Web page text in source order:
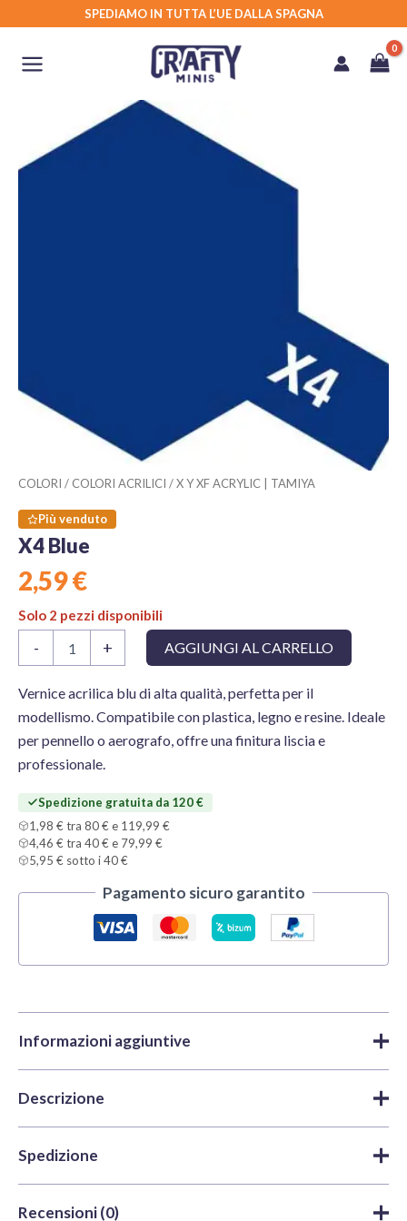
contenuto
SPEDIAMO IN TUTTA L’UE DALLA SPAGNA
COLORI / COLORI ACRILICI /X Y XF ACRYLIC | TAMIYA
Più venduto
X4 Blue
2,59€
Solo 2 pezzi disponibili
-
Blue
+ AGGIUNGI AL CARRELLO
Vernice acrilica blu di alta qualità, perfetta per il
modellismo. Compatibile con plastica, legno e resine. Ideale
per pennello o aerografo, offre una finitura liscia e
professionale.
Spedizione gratuita da 120 €
1,98 € tra 80 € e 119,99 €
4,46 € tra 40 € e 79,99 €
5,95 € sotto i 40 €
Pagamento sicuro garantito
Informazioni aggiuntive
Marca
Colori,Colori acrilici,X y XF
SKU
TAM81504
Colore
Descrizione
Tamiya X4 Blue è una vernice acrilica versatile e facile da
Spedizione
Tempi di lavorazione e spedizione
: spediamo entro le
Recensioni (0)